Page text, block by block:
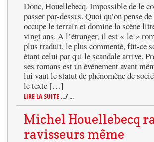
Donc, Houellebecq. Impossible de le
passer par-dessus. Quoi qu’on pense
occupe le terrain et domine la scène
vingt ans. A l’étranger, il est « le »
plus traduit, le plus commenté, fût-ce
étant celui par qui le scandale arrive.
ses romans est un événement avant
lui vaut le statut de phénomène de
le texte […]
LIRE LA SUITE .../ ...
Michel Houellebecq
ravisseurs même